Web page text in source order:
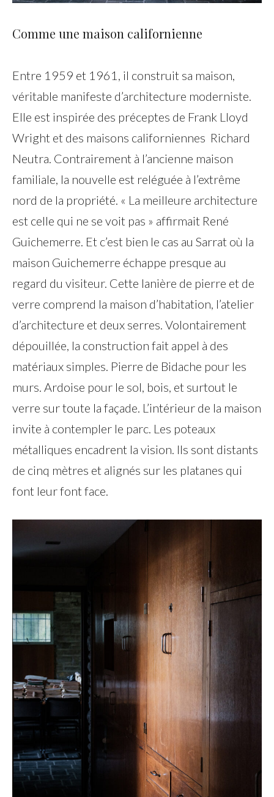
Comme une maison californienne
Entre 1959 et 1961, il construit sa maison,
véritable manifeste d’architecture moderniste.
Elle est inspirée des préceptes de Frank Lloyd
Wright et des maisons californiennes Richard
Neutra. Contrairement à l’ancienne maison
familiale, la nouvelle est reléguée à l’extrême
nord de la propriété. « La meilleure architecture
est celle qui ne se voit pas » affirmait René
Guichemerre. Et c’est bien le cas au Sarrat où la
maison Guichemerre échappe presque au
regard du visiteur. Cette lanière de pierre et de
verre comprend la maison d’habitation, l’atelier
d’architecture et deux serres. Volontairement
dépouillée, la construction fait appel à des
matériaux simples. Pierre de Bidache pour les
murs. Ardoise pour le sol, bois, et surtout le
verre sur toute la façade. L’intérieur de la maison
invite à contempler le parc. Les poteaux
métalliques encadrent la vision. Ils sont distants
de cinq mètres et alignés sur les platanes qui
font leur font face.